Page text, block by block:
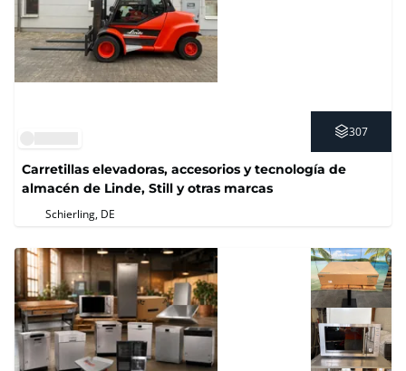
307
Carretillas elevadoras, accesorios y tecnología de
almacén de Linde, Still y otras marcas
Schierling, DE